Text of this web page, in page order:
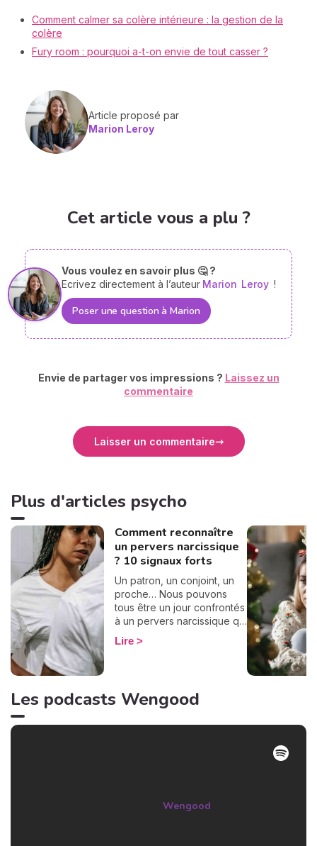
Comment calmer sa colère intérieure : la gestion de la
colère
Fury room : pourquoi a-t-on envie de tout casser ?
Article proposé par
Marion Leroy
Cet article vous a plu ?
Vous voulez en savoir plus 🤔 ?
Ecrivez directement à l’auteur Marion Leroy !
Poser une question à Marion
Envie de partager vos impressions ? Laissez un
commentaire
Laisser un commentaire
Plus d'articles psycho
Comment reconnaître
un pervers narcissique
? 10 signaux forts
Un patron, un conjoint, un
proche… Nous pouvons
tous être un jour confrontés
à un pervers narcissique qui
nous entraînera dans une
spirale destructrice.
des signaux forts à repérer
d'individu dans son
Lire
Les podcasts Wengood
Wengood